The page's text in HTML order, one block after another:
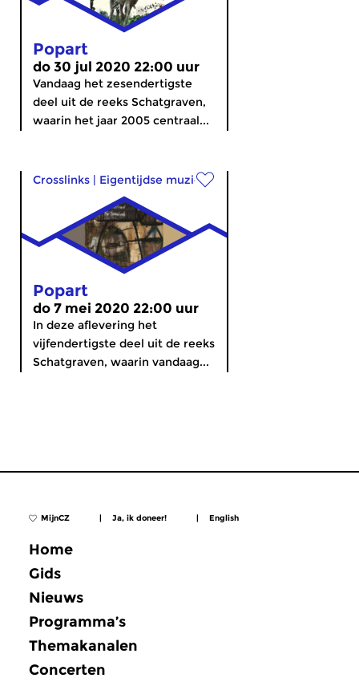
Popart
do 30 jul 2020 22:00 uur
Vandaag het zesendertigste
deel uit de reeks Schatgraven,
waarin het jaar 2005 centraal...
Crosslinks | Eigentijdse muziek
Popart
do 7 mei 2020 22:00 uur
In deze aflevering het
vijfendertigste deel uit de reeks
Schatgraven, waarin vandaag...
MijnCZ | Ja, ik doneer! | English
Home
Gids
Nieuws
Programma’s
Themakanalen
Concerten